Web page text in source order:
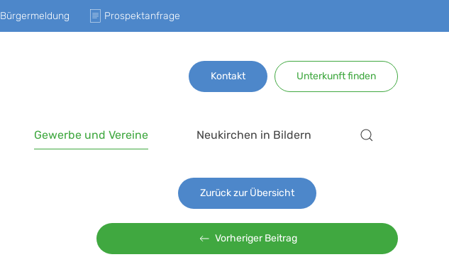
Bürgermeldung Prospektanfrage
Kontakt Unterkunft finden
Gewerbe und Vereine Neukirchen in Bildern
Zurück zur Übersicht
Vorheriger Beitrag